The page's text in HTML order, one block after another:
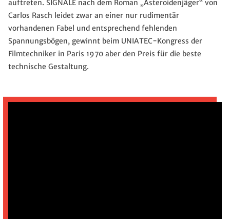
auftreten. SIGNALE nach dem Roman „Asteroidenjäger“ von
Carlos Rasch leidet zwar an einer nur rudimentär
vorhandenen Fabel und entsprechend fehlenden
Spannungsbögen, gewinnt beim UNIATEC-Kongress der
Filmtechniker in Paris 1970 aber den Preis für die beste
technische Gestaltung.